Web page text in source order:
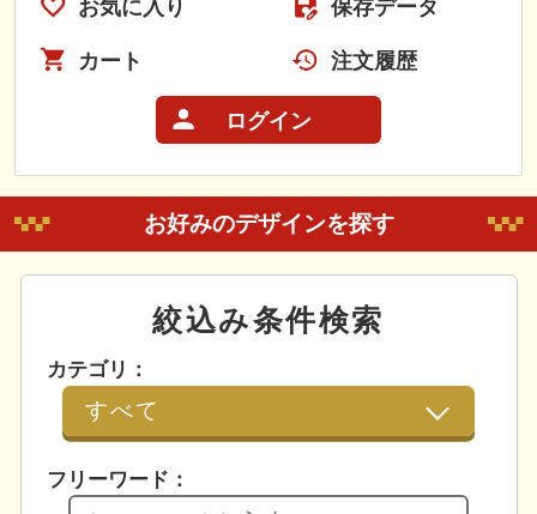
お気に入り 保存データ
カート 注文履歴
ログイン
お好みのデザインを探す
絞込み条件検索
カテゴリ：
フリーワード：